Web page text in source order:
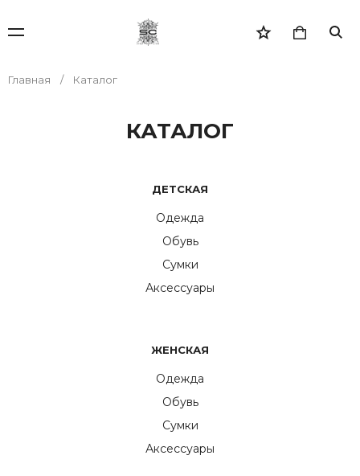
Главная Каталог
КАТАЛОГ
ДЕТСКАЯ
Одежда
Обувь
Сумки
Аксессуары
ЖЕНСКАЯ
Одежда
Обувь
Сумки
Аксессуары